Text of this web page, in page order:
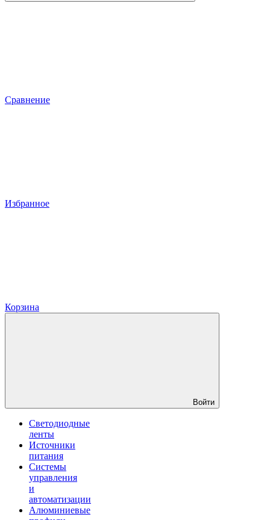
Сравнение
Избранное
Корзина
Войти
Светодиодные
ленты
Источники
питания
Системы
управления
и
автоматизации
Алюминиевые